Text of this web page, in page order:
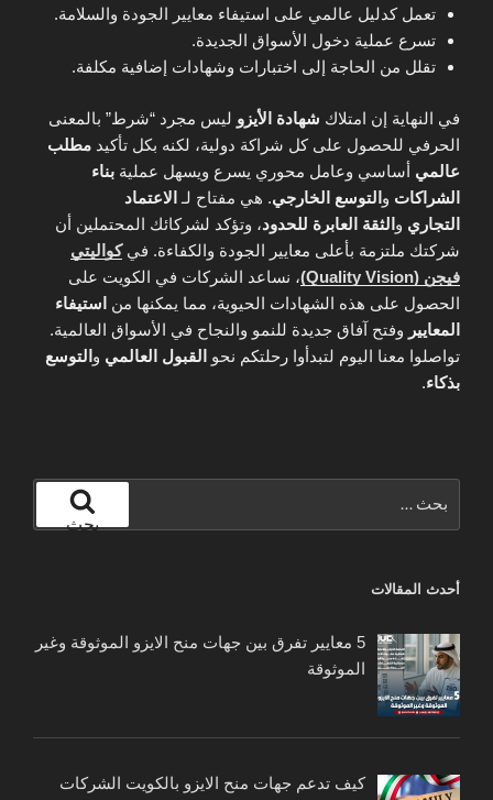
تعمل كدليل عالمي على استيفاء معايير الجودة والسلامة.
تسرع عملية دخول الأسواق الجديدة.
تقلل من الحاجة إلى اختبارات وشهادات إضافية مكلفة.
في النهاية إن امتلاك شهادة الأيزو ليس مجرد “شرط” بالمعنى
الحرفي للحصول على كل شراكة دولية، لكنه بكل تأكيد مطلب
عالمي أساسي وعامل محوري يسرع ويسهل عملية بناء
الشراكات و التوسع الخارجي. هي مفتاح لـ الاعتماد
التجاري و الثقة العابرة للحدود، وتؤكد لشركائك المحتملين أن
شركتك ملتزمة بأعلى معايير الجودة والكفاءة. فيكواليتي
فيجن (Quality Vision)
، نساعد الشركات في الكويت على
الحصول على هذه الشهادات الحيوية، مما يمكنها من استيفاء
المعايير وفتح آفاق جديدة للنمو والنجاح في الأسواق العالمية.
تواصلوا معنا اليوم لتبدأوا رحلتكم نحو القبول العالمي و التوسع
بذكاء.
عن:
بحث
أحدث المقالات
5 معايير تفرق بين جهات منح الايزو الموثوقة وغير
الموثوقة
كيف تدعم جهات منح الايزو بالكويت الشركات